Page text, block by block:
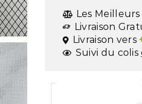
Les
Livraison
Livraison vers
Suivi du colis